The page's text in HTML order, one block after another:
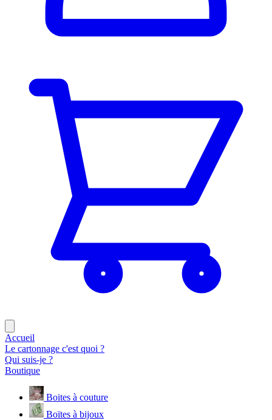
Accueil
Le cartonnage c'est quoi ?
Qui suis-je ?
Boutique
Boites à couture
Boïtes à bijoux